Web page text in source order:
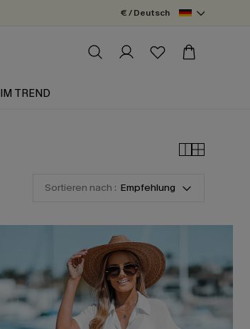
€ / Deutsch
IM TREND
Sortieren nach : Empfehlung